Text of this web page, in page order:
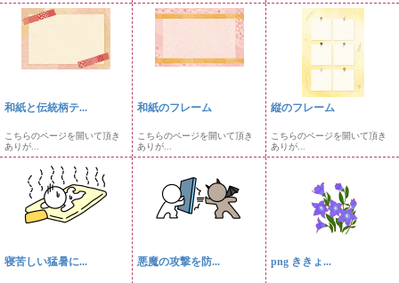
和紙と伝統柄テ...
こちらのページを開いて頂き
ありが...
和紙のフレーム
こちらのページを開いて頂き
ありが...
縦のフレーム
こちらのページを開いて頂き
ありが...
寝苦しい猛暑に... 悪魔の攻撃を防... png ききょ...